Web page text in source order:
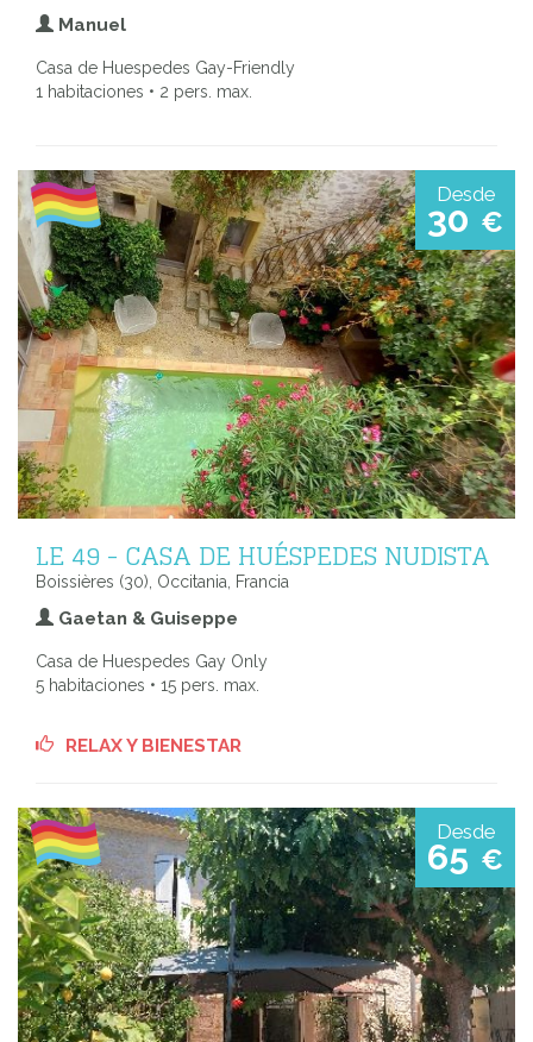
Manuel
Casa de Huespedes Gay-Friendly
1 habitaciones • 2 pers. max.
Desde
30 €
LE 49 - CASA DE HUÉSPEDES NUDISTA
Boissières (30), Occitania, Francia
Gaetan & Guiseppe
Casa de Huespedes Gay Only
5 habitaciones • 15 pers. max.
RELAX Y BIENESTAR
Desde
65 €